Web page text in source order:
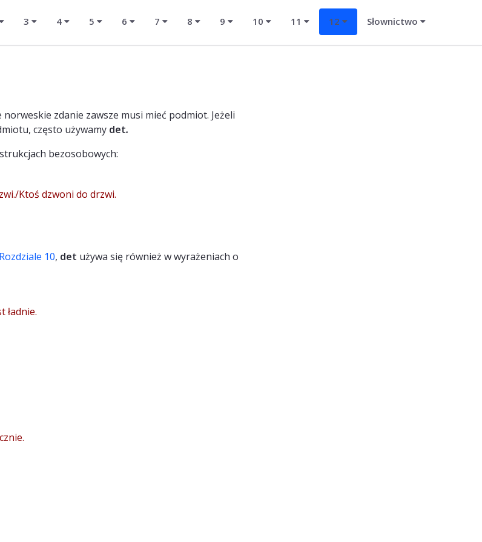
3 4 5 6 7 8 9 10 11 12 Słownictwo
zdanie zawsze musi mieć podmiot. Jeżeli
często używamy det.
bezosobowych:
Ktoś dzwoni do drzwi.
Rozdziale 10, det używa się również w wyrażeniach o
ładnie.